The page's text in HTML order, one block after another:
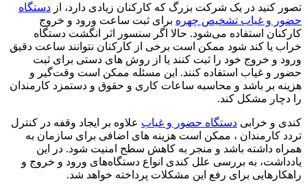
تصور کنید در یک شرکت بزرگ که کارکنان زیادی دارد، از دستگاه
حضور و غیاب تشخیص چهره برای ثبت ساعت ورود و خروج
کارکنان استفاده می‌شود. حالا اگر سنسور اثر انگشت دستگاه
خراب ‌یا کند شود ممکن است برخی از کارکنان نتوانند ساعت دقیق
ورود و خروج خود را ثبت کنند یا از روش های دستی برای ثبت
حضور و غیاب استفاده کنند. این مسئله ممکن است وقت‌گیر و
هزینه بر باشد و محاسبه ساعات کاری و حقوق و دستمزد کارمندان
را دچار مشکل کند.
کندی و خرابی دستگاه حضور و غیاب علاوه بر ایجاد وقفه در کنترل
تردد کارمندان ، ممکن است هزینه‌ های اضافی برای سازمان به
همراه داشته باشد و منجر به کاهش سطح امنیت شود. در این
یادداشت، به بررسی علل کندی انواع دستگاه‌های ورود و خروج و
راهکارهایی برای رفع این مشکلات پرداخته خواهد شد.